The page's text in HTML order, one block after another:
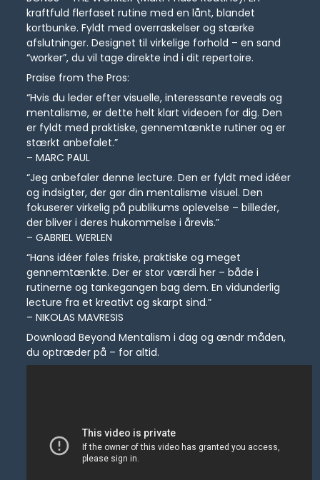
kraftfuld flerfaset rutine med en lånt, blandet
kortbunke. Fyldt med overraskelser og stærke
afslutninger. Designet til virkelige forhold – en sand
“worker”, du vil tage direkte ind i dit repertoire.
Praise from the Pros:
“Hvis du leder efter visuelle, interessante reveals og
mentalisme, er dette helt klart videoen for dig. Den
er fyldt med praktiske, gennemtænkte rutiner og er
stærkt anbefalet.”
– MARC PAUL
“Jeg anbefaler denne lecture. Den er fyldt med idéer
og indsigter, der gør din mentalisme visuel. Den
fokuserer virkelig på publikums oplevelse – billeder,
der bliver i deres hukommelse i årevis.”
– GABRIEL WERLEN
“Hans idéer føles friske, praktiske og meget
gennemtænkte. Der er stor værdi her – både i
rutinerne og tankegangen bag dem. En vidunderlig
lecture fra et kreativt og skarpt sind.”
– NIKOLAS MAVRESIS
Download Beyond Mentalism i dag og ændr måden,
du optræder på – for altid.